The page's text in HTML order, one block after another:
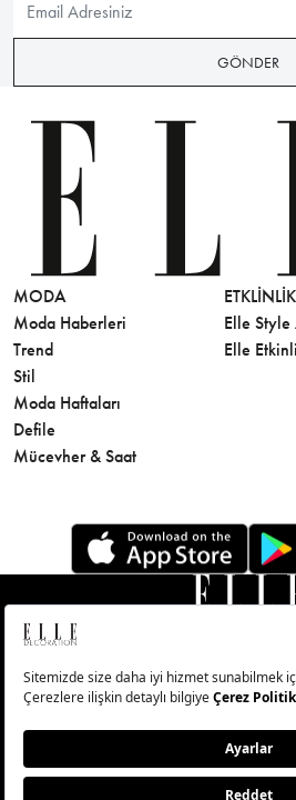
GÖNDER
MODA
Moda Haberleri
Trend
Stil
Moda Haftaları
Defile
Mücevher & Saat
ETKLINLIK
Elle
Elle
© Big Medya Teknoloji A.Ş.
Caddesi No:27/1
Aydınlatma